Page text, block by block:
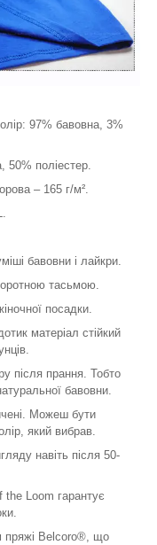
97% бавовна, 3%
поліестер.
– 165 г/м².
бавовни і лайкри.
тасьмою.
посадки.
матеріал стійкий
після прання. Тобто
бавовни.
Можеш бути
який вибрав.
навіть після 50-
Loom гарантує
пряжі Belcoro®, що